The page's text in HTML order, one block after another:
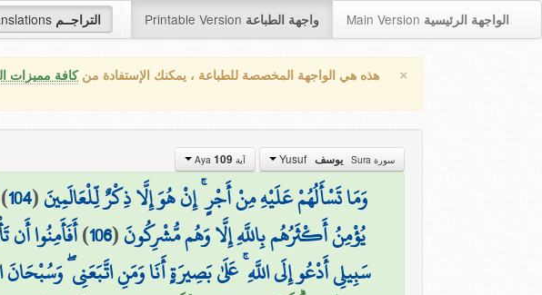
التراجــم Printable Version واجهة الطباعة Main Version الواجهة الرئيسية
× هذه هي الواجهة المخصصة للطباعة ، يمكنك الإستفادة منكافة مميزات
سورة Sura يوسف آية Aya 109
وَمَا تَسْأَلُهُمْ عَلَيْهِ مِنْ أَجْرٍ ۚ إِنْ هُوَ إِلَّا ذِكْرٌ لِّلْعَالَمِينَ(
104
)
يُؤْمِنُ أَكْثَرُهُم بِاللَّهِ إِلَّا وَهُم مُّشْرِكُونَ(
106
)أَفَأَمِنُوا
سَبِيلِي أَدْعُو إِلَى اللَّهِ ۚ عَلَىٰ بَصِيرَةٍ أَنَا وَمَنِ اتَّبَعَنِي ۖ وَسُبْحَانَ